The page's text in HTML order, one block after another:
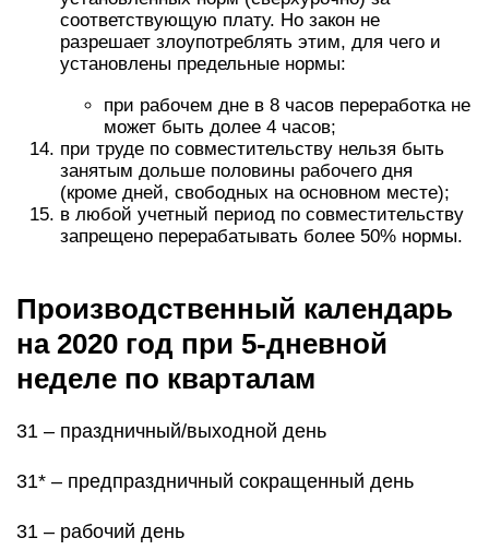
соответствующую плату. Но закон не
разрешает злоупотреблять этим, для чего и
установлены предельные нормы:
при рабочем дне в 8 часов переработка не
может быть долее 4 часов;
при труде по совместительству нельзя быть
занятым дольше половины рабочего дня
(кроме дней, свободных на основном месте);
в любой учетный период по совместительству
запрещено перерабатывать более 50% нормы.
Производственный календарь
на 2020 год при 5-дневной
неделе по кварталам
31 – праздничный/выходной день
31* – предпраздничный сокращенный день
31 – рабочий день